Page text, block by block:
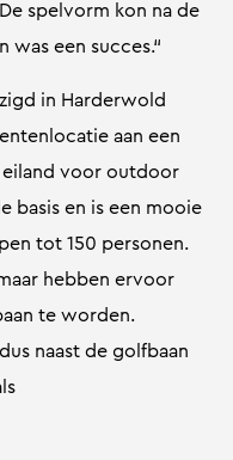
spelvorm kon na de
een succes.“
in Harderwold
aan een
voor outdoor
basis en is een mooie
tot 150 personen.
hebben ervoor
te worden.
naast de golfbaan